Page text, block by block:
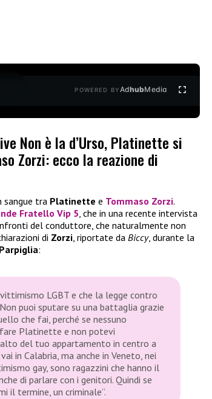
POWERED BYAdhubMedia
Non è la d’Urso, Platinette si
Zorzi: ecco la reazione di
sangue tra Platinette e Tommaso Zorzi.
Fratello Vip 5, che in una recente intervista
del conduttore, che naturalmente non
di Zorzi, riportate da Biccy, durante la
:
LGBT e che la legge contro
puoi sputare su una battaglia grazie
che fai, perché se nessuno
Platinette e non potevi
del tuo appartamento in centro a
in Calabria, ma anche in Veneto, nei
gay, sono ragazzini che hanno il
di parlare con i genitori. Quindi se
il termine, un criminale”.